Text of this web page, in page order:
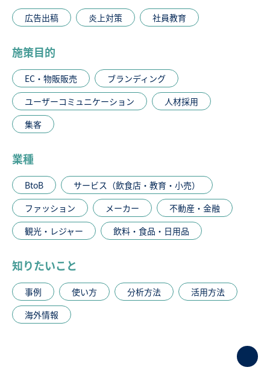
広告出稿 炎上対策 社員教育
施策目的
EC・物販販売
ブランディング
ユーザーコミュニケーション
人材採用
集客
業種
BtoB
サービス（飲食店・教育・小売）
ファッション
メーカー
不動産・金融
観光・レジャー
飲料・食品・日用品
知りたいこと
事例 使い方 分析方法
活用方法
海外情報